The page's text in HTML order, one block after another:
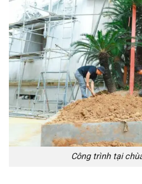
Công trình tại